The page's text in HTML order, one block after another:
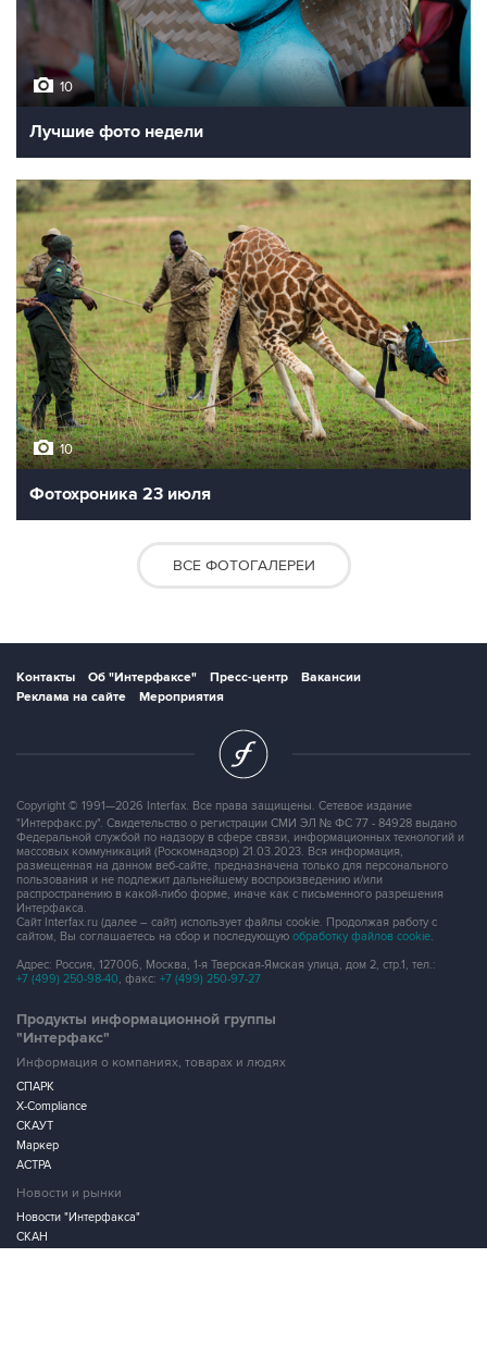
10
Лучшие фото недели
10
Фотохроника 23 июля
ВСЕ ФОТОГАЛЕРЕИ
Контакты Об "Интерфаксе" Пресс-центр
Вакансии
Реклама на сайте
Мероприятия
Copyright © 1991—2026 Interfax. Все права защищены. Сетевое издание
"Интерфакс.ру". Свидетельство о регистрации СМИ ЭЛ № ФС 77 - 84928 выдано
Федеральной службой по надзору в сфере связи, информационных технологий и
массовых коммуникаций (Роскомнадзор) 21.03.2023. Вся информация,
размещенная на данном веб-сайте, предназначена только для персонального
пользования и не подлежит дальнейшему воспроизведению и/или
распространению в какой-либо форме, иначе как с письменного разрешения
Интерфакса.
Сайт Interfax.ru (далее – сайт) использует файлы cookie. Продолжая работу с
сайтом, Вы соглашаетесь на сбор и последующую обработку файлов cookie.
Адрес: Россия, 127006, Москва, 1-я Тверская-Ямская улица, дом 2, стр.1, тел.:
+7 (499) 250-98-40, факс: +7 (499) 250-97-27
Продукты информационной группы
"Интерфакс"
Информация о компаниях, товарах и людях
СПАРК
X-Compliance
СКАУТ
Маркер
АСТРА
Новости и рынки
Новости "Интерфакса"
СКАН